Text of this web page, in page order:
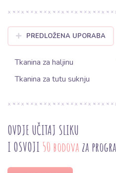
PREDLOŽENA UPORABA
Tkanina za haljinu
Tkanina za tutu suknju
OVDJE UČITAJ SLIKU
I OSVOJI 50 bodova za